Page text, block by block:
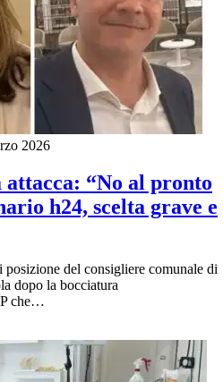
2026
attacca: “No al pronto
h24, scelta grave e
del consigliere comunale di
dopo la bocciatura
che…